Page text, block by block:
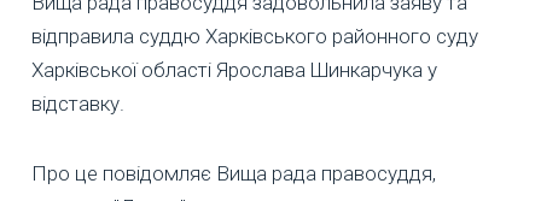
відправила суддю Харківського районного суду
Харківської області Ярослава Шинкарчука у
відставку.
Про це повідомляє Вища рада правосуддя,